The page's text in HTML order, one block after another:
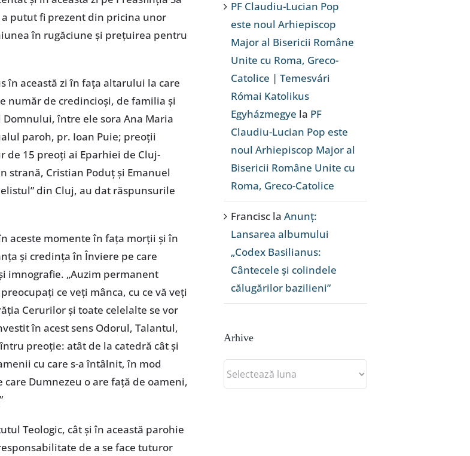
a putut fi prezent din pricina unor
în rugăciune și prețuirea pentru
în această zi în fața altarului la care
număr de credincioși, de familia și
între ele sora Ana Maria
paroh, pr. Ioan Puie; preoții
de 15 preoți ai Eparhiei de Cluj-
strană, Cristian Poduț și Emanuel
din Cluj, au dat răspunsurile
aceste momente în fața morții și în
și credința în Înviere pe care
imnografie. „Auzim permanent
ce veți mânca, cu ce vă veți
Cerurilor și toate celelalte se vor
în acest sens Odorul, Talantul,
preoție: atât de la catedră cât și
cu care s-a întâlnit, în mod
Dumnezeu o are față de oameni,
Teologic, cât și în această parohie
de a se face tuturor
PF Claudiu-Lucian Pop
este noul Arhiepiscop
Major al Bisericii Române
Unite cu Roma, Greco-
Catolice | Temesvári
Római Katolikus
Egyházmegye la PF
Claudiu-Lucian Pop este
noul Arhiepiscop Major al
Bisericii Române Unite cu
Roma, Greco-Catolice
Francisc la Anunț:
Lansarea albumului
„Codex Basilianus:
Cântecele și colindele
călugărilor bazilieni”
Arhive
Arhive